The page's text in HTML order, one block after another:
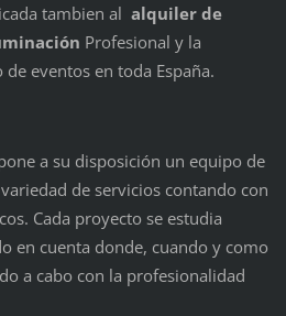
tambien al alquiler de
Profesional y la
eventos en toda España.
a su disposición un equipo de
de servicios contando con
Cada proyecto se estudia
en cuenta donde, cuando y como
a cabo con la profesionalidad